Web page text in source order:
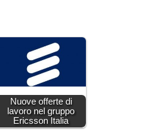
Nuove offerte di
lavoro nel gruppo
Ericsson Italia